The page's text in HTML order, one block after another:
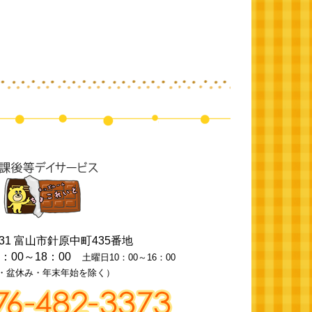
富山市針原中町435番地
00～18：00
土曜日10：00～16：00
盆休み・年末年始を除く）